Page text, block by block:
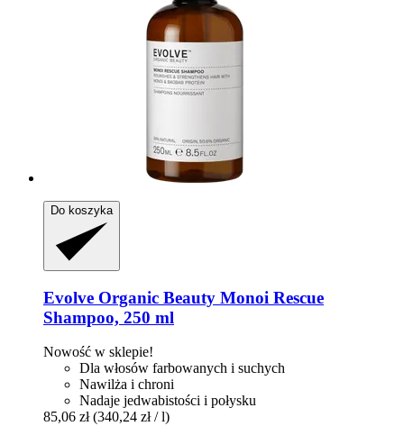
Do koszyka
Evolve Organic Beauty Monoi Rescue
Shampoo, 250 ml
Nowość w sklepie!
Dla włosów farbowanych i suchych
Nawilża i chroni
Nadaje jedwabistości i połysku
85,06 zł (340,24 zł / l)